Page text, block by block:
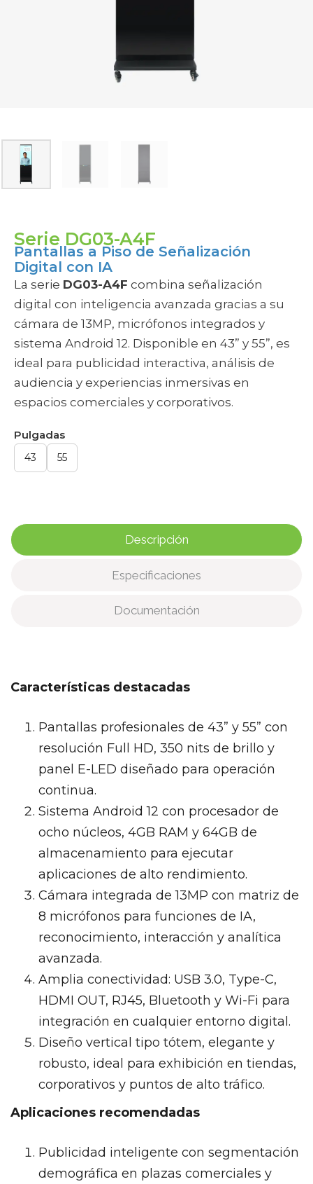
Serie DG03-A4F
Pantallas a Piso de Señalización
Digital con IA
La serie DG03-A4F combina señalización
digital con inteligencia avanzada gracias a su
cámara de 13MP, micrófonos integrados y
sistema Android 12. Disponible en 43” y 55”, es
ideal para publicidad interactiva, análisis de
audiencia y experiencias inmersivas en
espacios comerciales y corporativos.
Pulgadas
43 55
Descripción
Especificaciones
Documentación
Características destacadas
Pantallas profesionales de 43” y 55” con
resolución Full HD, 350 nits de brillo y
panel E-LED diseñado para operación
continua.
Sistema Android 12 con procesador de
ocho núcleos, 4GB RAM y 64GB de
almacenamiento para ejecutar
aplicaciones de alto rendimiento.
Cámara integrada de 13MP con matriz de
8 micrófonos para funciones de IA,
reconocimiento, interacción y analítica
avanzada.
Amplia conectividad: USB 3.0, Type-C,
HDMI OUT, RJ45, Bluetooth y Wi-Fi para
integración en cualquier entorno digital.
Diseño vertical tipo tótem, elegante y
robusto, ideal para exhibición en tiendas,
corporativos y puntos de alto tráfico.
Aplicaciones recomendadas
Publicidad inteligente con segmentación
demográfica en plazas comerciales y